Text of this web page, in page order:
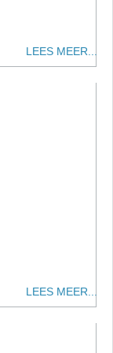
LEES MEER...
LEES MEER...